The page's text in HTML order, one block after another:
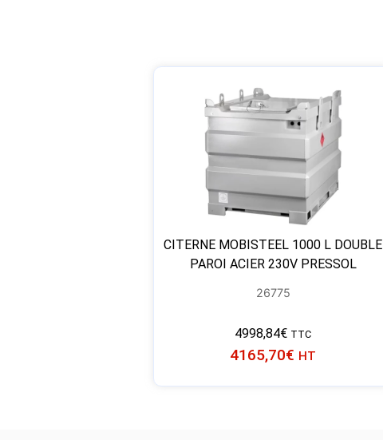
CITERNE MOBISTEEL 1000 L DOUBLE
PAROI ACIER 230V PRESSOL
26775
4998,84€ TTC
4165,70€ HT